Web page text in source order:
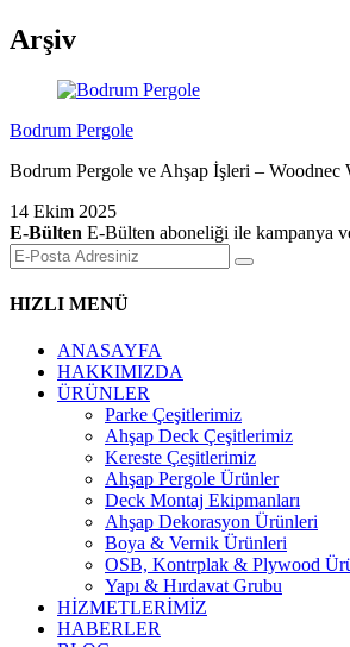
Arşiv
Bodrum Pergole
Bodrum Pergole ve Ahşap İşleri – Woodnec
14 Ekim 2025
E-Bülten E-Bülten aboneliği ile kampanya
HIZLI MENÜ
ANASAYFA
HAKKIMIZDA
ÜRÜNLER
Parke Çeşitlerimiz
Ahşap Deck Çeşitlerimiz
Kereste Çeşitlerimiz
Ahşap Pergole Ürünler
Deck Montaj Ekipmanları
Ahşap Dekorasyon Ürünleri
Boya & Vernik Ürünleri
OSB, Kontrplak & Plywood
Yapı & Hırdavat Grubu
HİZMETLERİMİZ
HABERLER